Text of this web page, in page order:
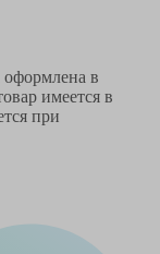
оформлена в
имеется в
при